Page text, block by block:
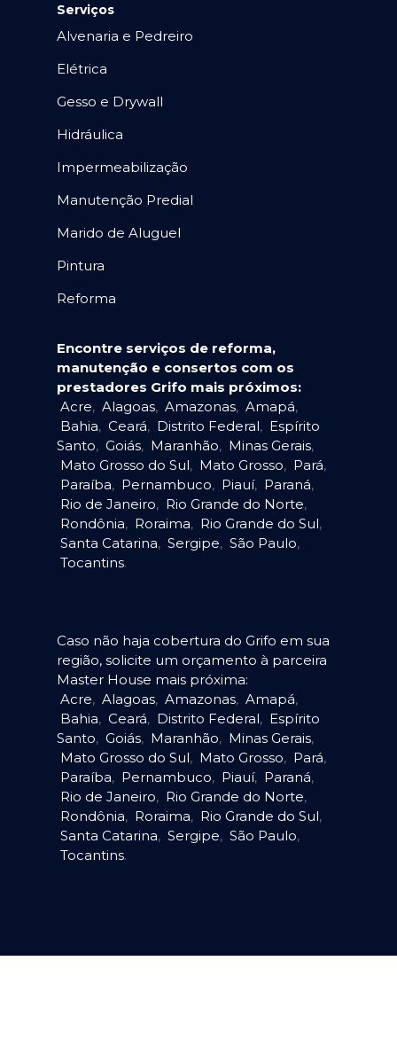
Serviços
Alvenaria e Pedreiro
Elétrica
Gesso e Drywall
Hidráulica
Impermeabilização
Manutenção Predial
Marido de Aluguel
Pintura
Reforma
Encontre serviços de reforma,
manutenção e consertos com os
prestadores Grifo mais próximos:
Acre, Alagoas, Amazonas, Amapá,
Bahia, Ceará, Distrito Federal, Espírito
Santo, Goiás, Maranhão, Minas Gerais,
Mato Grosso do Sul, Mato Grosso, Pará,
Paraíba, Pernambuco, Piauí, Paraná,
Rio de Janeiro, Rio Grande do Norte,
Rondônia, Roraima, Rio Grande do Sul,
Santa Catarina, Sergipe, São Paulo,
Tocantins.
Caso não haja cobertura do Grifo em sua
região, solicite um orçamento à parceira
Master House mais próxima:
Acre, Alagoas, Amazonas, Amapá,
Bahia, Ceará, Distrito Federal, Espírito
Santo, Goiás, Maranhão, Minas Gerais,
Mato Grosso do Sul, Mato Grosso, Pará,
Paraíba, Pernambuco, Piauí, Paraná,
Rio de Janeiro, Rio Grande do Norte,
Rondônia, Roraima, Rio Grande do Sul,
Santa Catarina, Sergipe, São Paulo,
Tocantins.